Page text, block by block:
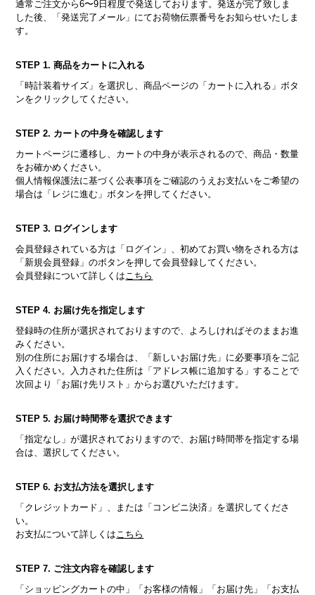
通常ご注文から6〜9日程度で発送しております。発送が完了致しま
した後、「発送完了メール」にてお荷物伝票番号をお知らせいたしま
す。
STEP 1. 商品をカートに入れる
「時計装着サイズ」を選択し、商品ページの「カートに入れる」ボタ
ンをクリックしてください。
STEP 2. カートの中身を確認します
カートページに遷移し、カートの中身が表示されるので、商品・数量
をお確かめください。
個人情報保護法に基づく公表事項をご確認のうえお支払いをご希望の
場合は「レジに進む」ボタンを押してください。
STEP 3. ログインします
会員登録されている方は「ログイン」、初めてお買い物をされる方は
「新規会員登録」のボタンを押して会員登録してください。
会員登録について詳しくはこちら
STEP 4. お届け先を指定します
登録時の住所が選択されておりますので、よろしければそのままお進
みください。
別の住所にお届けする場合は、「新しいお届け先」に必要事項をご記
入ください。入力された住所は「アドレス帳に追加する」することで
次回より「お届け先リスト」からお選びいただけます。
STEP 5. お届け時間帯を選択できます
「指定なし」が選択されておりますので、お届け時間帯を指定する場
合は、選択してください。
STEP 6. お支払方法を選択します
「クレジットカード」、または「コンビニ決済」を選択してくださ
い。
お支払について詳しくはこちら
STEP 7. ご注文内容を確認します
「ショッピングカートの中」「お客様の情報」「お届け先」「お支払